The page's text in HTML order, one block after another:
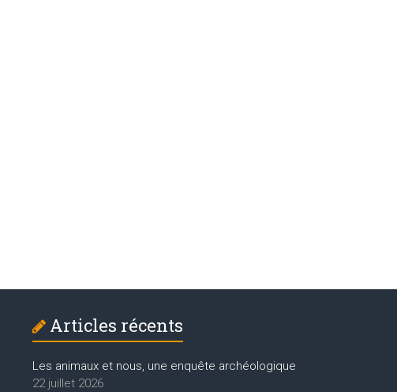
Articles récents
Les animaux et nous, une enquête archéologique
22 juillet 2026